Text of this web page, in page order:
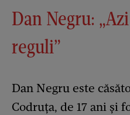
Dan Negru:
reguli”
Dan Negru este
Codruța, de 17 ani și